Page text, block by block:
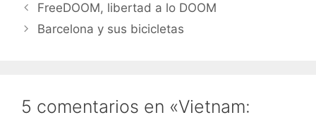
FreeDOOM, libertad a lo DOOM
Barcelona y sus bicicletas
5 comentarios en «Vietnam: